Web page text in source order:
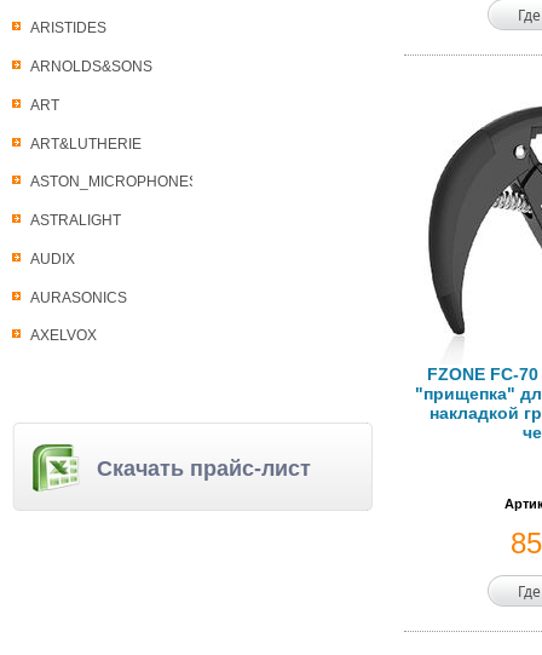
ARISTIDES
ARNOLDS&SONS
ART
ART&LUTHERIE
ASTON_MICROPHONES
ASTRALIGHT
AUDIX
AURASONICS
AXELVOX
Скачать прайс-лист
FZONE FC-
"прищепка"
накладкой